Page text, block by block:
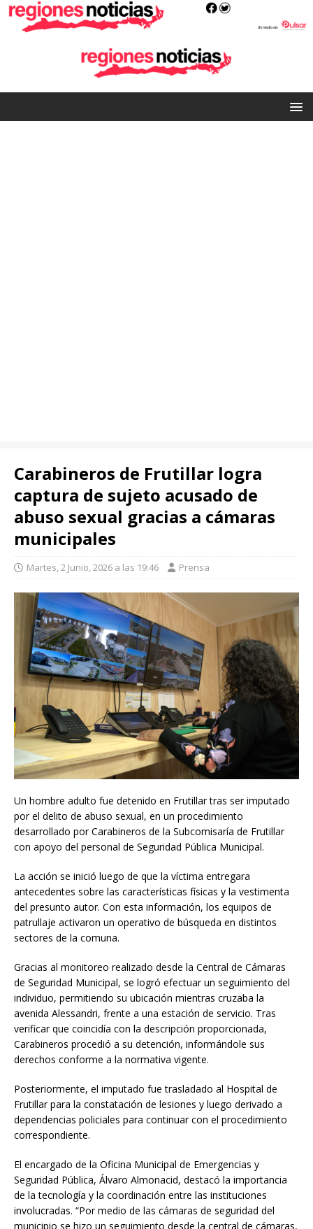
Carabineros de Frutillar logra
captura de sujeto acusado de
abuso sexual gracias a cámaras
municipales
Martes, 2 Junio, 2026 a las 19:46 Prensa
Un hombre adulto fue detenido en Frutillar tras ser imputado
por el delito de abuso sexual, en un procedimiento
desarrollado por Carabineros de la Subcomisaría de Frutillar
con apoyo del personal de Seguridad Pública Municipal.
La acción se inició luego de que la víctima entregara
antecedentes sobre las características físicas y la vestimenta
del presunto autor. Con esta información, los equipos de
patrullaje activaron un operativo de búsqueda en distintos
sectores de la comuna.
Gracias al monitoreo realizado desde la Central de Cámaras
de Seguridad Municipal, se logró efectuar un seguimiento del
individuo, permitiendo su ubicación mientras cruzaba la
avenida Alessandri, frente a una estación de servicio. Tras
verificar que coincidía con la descripción proporcionada,
Carabineros procedió a su detención, informándole sus
derechos conforme a la normativa vigente.
Posteriormente, el imputado fue trasladado al Hospital de
Frutillar para la constatación de lesiones y luego derivado a
dependencias policiales para continuar con el procedimiento
correspondiente.
El encargado de la Oficina Municipal de Emergencias y
Seguridad Pública, Álvaro Almonacid, destacó la importancia
de la tecnología y la coordinación entre las instituciones
involucradas. “Por medio de las cámaras de seguridad del
municipio se hizo un seguimiento desde la central de cámaras,